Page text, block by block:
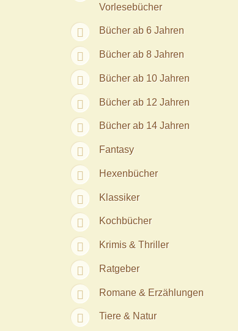
Vorlesebücher
Bücher ab 6 Jahren
Bücher ab 8 Jahren
Bücher ab 10 Jahren
Bücher ab 12 Jahren
Bücher ab 14 Jahren
Fantasy
Hexenbücher
Klassiker
Kochbücher
Krimis & Thriller
Ratgeber
Romane & Erzählungen
Tiere & Natur